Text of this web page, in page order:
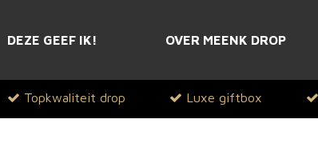
DEZE GEEF IK! OVER MEENK DROP
Topkwaliteit drop Luxe giftbox